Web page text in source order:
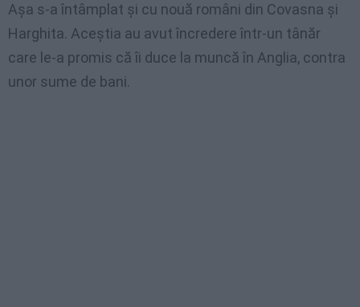
Aşa s-a întâmplat şi cu nouă români din Covasna şi
Harghita. Aceştia au avut încredere într-un tânăr
care le-a promis că îi duce la muncă în Anglia, contra
unor sume de bani.